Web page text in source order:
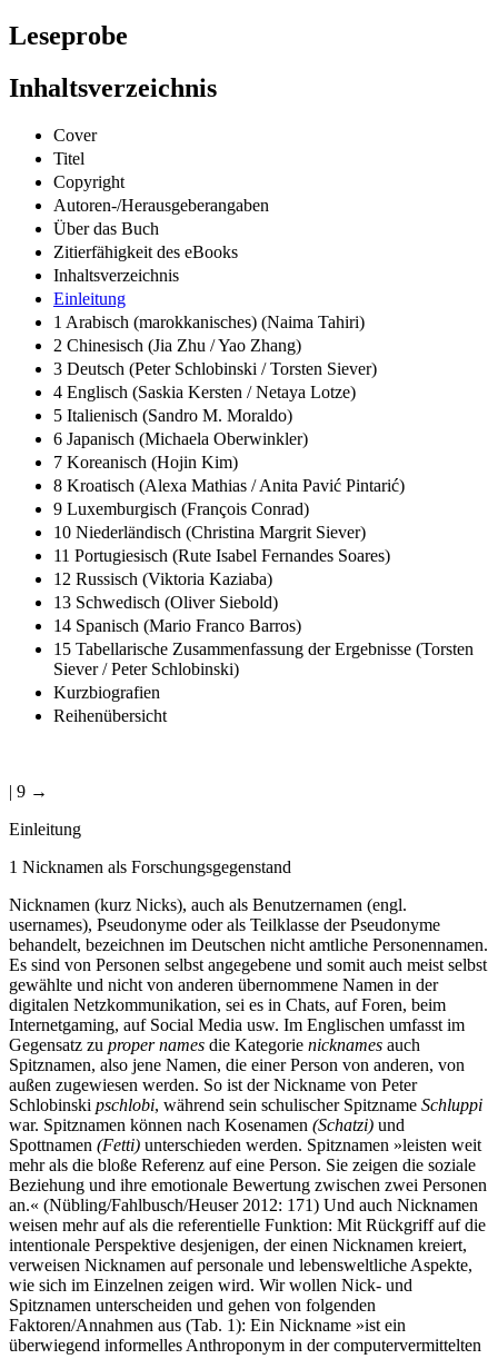
Leseprobe
Inhaltsverzeichnis
Cover
Titel
Copyright
Autoren-/Herausgeberangaben
Über das Buch
Zitierfähigkeit des eBooks
Inhaltsverzeichnis
Einleitung
1 Arabisch (marokkanisches) (Naima Tahiri)
2 Chinesisch (Jia Zhu / Yao Zhang)
3 Deutsch (Peter Schlobinski / Torsten Siever)
4 Englisch (Saskia Kersten / Netaya Lotze)
5 Italienisch (Sandro M. Moraldo)
6 Japanisch (Michaela Oberwinkler)
7 Koreanisch (Hojin Kim)
8 Kroatisch (Alexa Mathias / Anita Pavić Pintarić)
9 Luxemburgisch (François Conrad)
10 Niederländisch (Christina Margrit Siever)
11 Portugiesisch (Rute Isabel Fernandes Soares)
12 Russisch (Viktoria Kaziaba)
13 Schwedisch (Oliver Siebold)
14 Spanisch (Mario Franco Barros)
15 Tabellarische Zusammenfassung der Ergebnisse (Torsten
Siever / Peter Schlobinski)
Kurzbiografien
Reihenübersicht
| 9 →
Einleitung
1 Nicknamen als Forschungsgegenstand
Nicknamen (kurz Nicks), auch als Benutzernamen (engl.
usernames), Pseudonyme oder als Teilklasse der Pseudonyme
behandelt, bezeichnen im Deutschen nicht amtliche Personennamen.
Es sind von Personen selbst angegebene und somit auch meist selbst
gewählte und nicht von anderen übernommene Namen in der
digitalen Netzkommunikation, sei es in Chats, auf Foren, beim
Internetgaming, auf Social Media usw. Im Englischen umfasst im
Gegensatz zu proper names die Kategorie nicknames auch
Spitznamen, also jene Namen, die einer Person von anderen, von
außen zugewiesen werden. So ist der Nickname von Peter
Schlobinski pschlobi, während sein schulischer Spitzname Schluppi
war. Spitznamen können nach Kosenamen (Schatzi) und
Spottnamen (Fetti) unterschieden werden. Spitznamen »leisten weit
mehr als die bloße Referenz auf eine Person. Sie zeigen die soziale
Beziehung und ihre emotionale Bewertung zwischen zwei Personen
an.« (Nübling/Fahlbusch/Heuser 2012: 171) Und auch Nicknamen
weisen mehr auf als die referentielle Funktion: Mit Rückgriff auf die
intentionale Perspektive desjenigen, der einen Nicknamen kreiert,
verweisen Nicknamen auf personale und lebensweltliche Aspekte,
wie sich im Einzelnen zeigen wird. Wir wollen Nick- und
Spitznamen unterscheiden und gehen von folgenden
Faktoren/Annahmen aus (Tab. 1): Ein Nickname »ist ein
überwiegend informelles Anthroponym in der computervermittelten